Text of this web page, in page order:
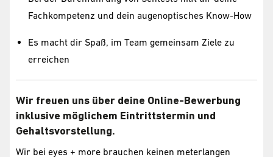
Fachkompetenz und dein augenoptisches Know-How
Es macht dir Spaß, im Team gemeinsam Ziele zu
erreichen
Wir freuen uns über deine Online-Bewerbung
inklusive möglichem Eintrittstermin und
Gehaltsvorstellung.
Wir bei eyes + more brauchen keinen meterlangen